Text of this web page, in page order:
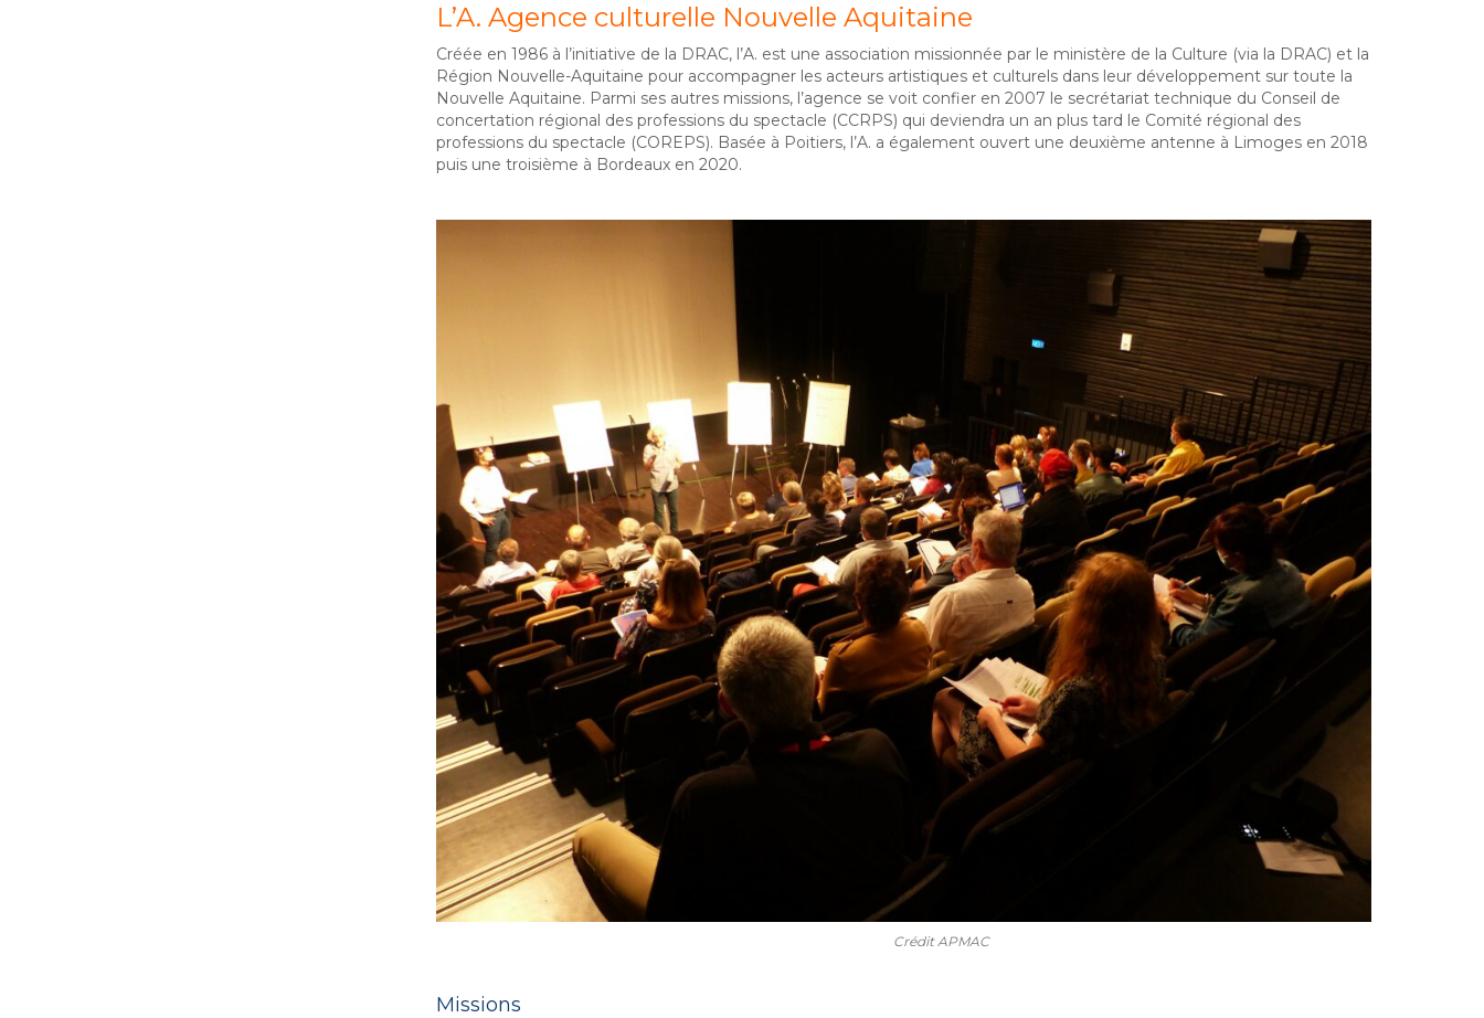
L’A. Agence culturelle Nouvelle Aquitaine
Créée en 1986 à l’initiative de la DRAC, l’A. est une association missionnée par le ministère de la Culture (via la DRAC) et la
Région Nouvelle-Aquitaine pour accompagner les acteurs artistiques et culturels dans leur développement sur toute la
Nouvelle Aquitaine. Parmi ses autres missions, l’agence se voit confier en 2007 le secrétariat technique du Conseil de
concertation régional des professions du spectacle (CCRPS) qui deviendra un an plus tard le Comité régional des
professions du spectacle (COREPS). Basée à Poitiers, l’A. a également ouvert une deuxième antenne à Limoges en 2018
puis une troisième à Bordeaux en 2020.
Crédit APMAC
Missions